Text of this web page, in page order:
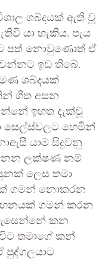
ශබ්දයක් ඇති වූ
යා හැකිය. පැය
පත් නොවුණොත් ඒ
ඉඩ තිබේ.
ශබ්දයක්
ගීත අසන
ඉහත දැක්වූ
සෙල්ස්වලට හෙමින්
යාම සිදුවනු
ලක්ෂණ නම්
ලෙස තමා
ගමන් නොකරන
ගමන් කරන
කන
තමාගේ කන්